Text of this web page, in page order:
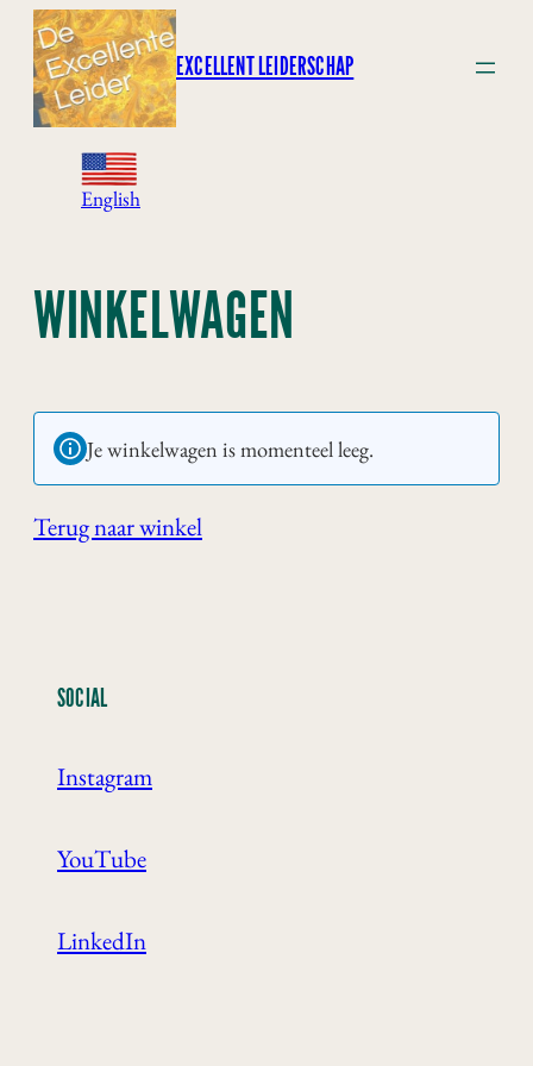
Ga
naar
inhoud
EXCELLENT LEIDERSCHAP
English
WINKELWAGEN
Je winkelwagen is momenteel leeg.
Terug naar winkel
SOCIAL
Instagram
YouTube
LinkedIn